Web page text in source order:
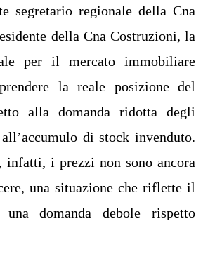
segretario regionale della Cna
della Cna Costruzioni, la
per il mercato immobiliare
la reale posizione del
alla domanda ridotta degli
di stock invenduto.
infatti, i prezzi non sono ancora
una situazione che riflette il
domanda debole rispetto